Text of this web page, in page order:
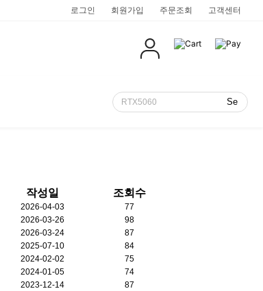
로그인 회원가입 주문조회 고객센터
쿨젠 링크 모음
카드할부안내
프로게이머
HIGH 프레임 안정적인 온도 다 잡은 PC!
프리미어/애프터이펙트 추천PC
프리미어 프로,다빈치,애프터이펙트 다 OK!
미니PC
작지만 강력한 고사양 PC!
미니 컴팩트
미니미니한 본체를 찾으시면 강추!
음향기기
유명 음향장비 전부 여기에!
월간 견적
매달 새로운 조립PC 세트를 한눈에!
작성일 조회수
2026-04-03
77
2026-03-26
98
2026-03-24
87
2025-07-10
84
2024-02-02
75
2024-01-05
74
2023-12-14
87